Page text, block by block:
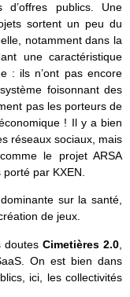
publics. Une
sortent un peu du
notamment dans la
une caractéristique
: ils n’ont pas encore
foisonnant des
pas les porteurs de
! Il y a bien
réseaux sociaux, mais
le projet ARSA
porté par KXEN.
sur la santé,
de jeux.
doutes Cimetières 2.0
On est bien dans
ici, les collectivités